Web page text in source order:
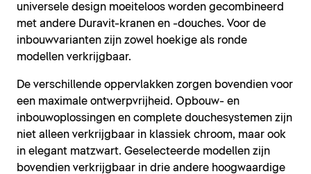
universele design moeiteloos worden gecombineerd
met andere Duravit-kranen en -douches. Voor de
inbouwvarianten zijn zowel hoekige als ronde
modellen verkrijgbaar.
De verschillende oppervlakken zorgen bovendien voor
een maximale ontwerpvrijheid. Opbouw- en
inbouwoplossingen en complete douchesystemen zijn
niet alleen verkrijgbaar in klassiek chroom, maar ook
in elegant matzwart. Geselecteerde modellen zijn
bovendien verkrijgbaar in drie andere hoogwaardige